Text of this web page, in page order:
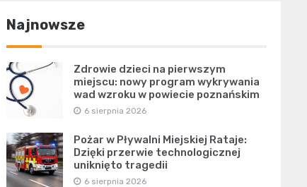
Najnowsze
Zdrowie dzieci na pierwszym
miejscu: nowy program wykrywania
wad wzroku w powiecie poznańskim
6 sierpnia 2026
Pożar w Pływalni Miejskiej Rataje:
Dzięki przerwie technologicznej
uniknięto tragedii
6 sierpnia 2026